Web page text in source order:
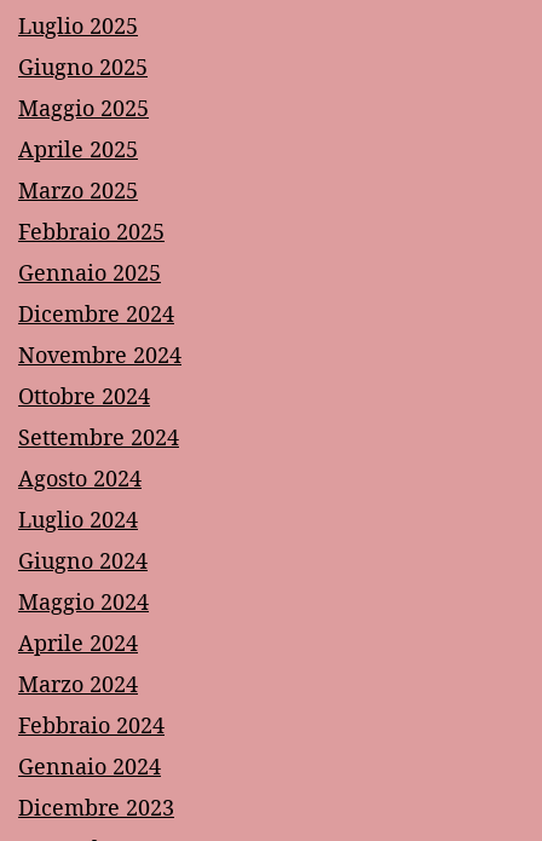
Luglio 2025
Giugno 2025
Maggio 2025
Aprile 2025
Marzo 2025
Febbraio 2025
Gennaio 2025
Dicembre 2024
Novembre 2024
Ottobre 2024
Settembre 2024
Agosto 2024
Luglio 2024
Giugno 2024
Maggio 2024
Aprile 2024
Marzo 2024
Febbraio 2024
Gennaio 2024
Dicembre 2023